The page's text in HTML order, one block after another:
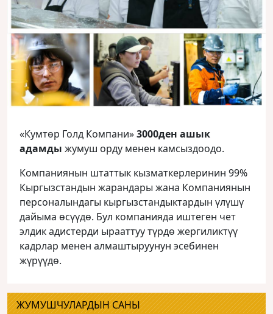
«Кумтөр Голд Компани»3000ден ашык
адамды жумуш орду менен камсыздоодо.
Компаниянын штаттык кызматкерлеринин 99%
Кыргызстандын жарандары жана Компаниянын
персоналындагы кыргызстандыктардын үлүшү
дайыма өсүүдө. Бул компанияда иштеген чет
элдик адистерди ырааттуу түрдө жергиликтүү
кадрлар менен алмаштыруунун эсебинен
жүрүүдө.
ЖУМУШЧУЛАРДЫН САНЫ